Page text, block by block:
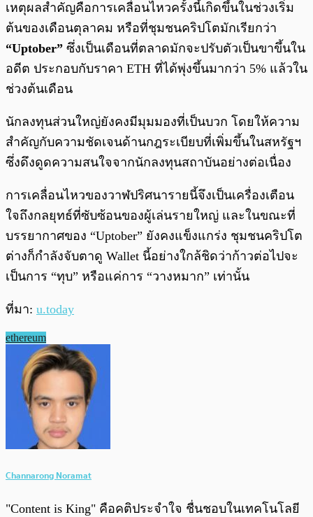
เหตุผลสำคัญคือการเคลื่อนไหวครั้งนี้เกิดขึ้นในช่วงเริ่ม
ต้นของเดือนตุลาคม หรือที่ชุมชนคริปโตมักเรียกว่า
“Uptober” ซึ่งเป็นเดือนที่ตลาดมักจะปรับตัวเป็นขาขึ้นใน
อดีต ประกอบกับราคา ETH ที่ได้พุ่งขึ้นมากว่า 5% แล้วใน
ช่วงต้นเดือน
นักลงทุนส่วนใหญ่ยังคงมีมุมมองที่เป็นบวก โดยให้ความ
สำคัญกับความชัดเจนด้านกฎระเบียบที่เพิ่มขึ้นในสหรัฐฯ
ซึ่งดึงดูดความสนใจจากนักลงทุนสถาบันอย่างต่อเนื่อง
การเคลื่อนไหวของวาฬปริศนารายนี้จึงเป็นเครื่องเตือน
ใจถึงกลยุทธ์ที่ซับซ้อนของผู้เล่นรายใหญ่ และในขณะที่
บรรยากาศของ “Uptober” ยังคงแข็งแกร่ง ชุมชนคริปโต
ต่างก็กำลังจับตาดู Wallet นี้อย่างใกล้ชิดว่าก้าวต่อไปจะ
เป็นการ “ทุบ” หรือแค่การ “วางหมาก” เท่านั้น
ที่มา: u.today
ethereum
Channarong Noramat
"Content is King" คือคติประจำใจ ชื่นชอบในเทคโนโลยี